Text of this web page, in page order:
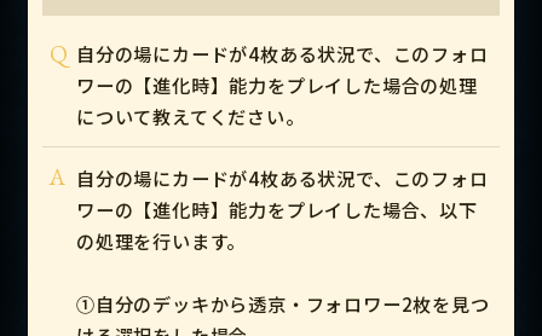
Q 自分の場にカードが4枚ある状況で、このフォロ
ワーの【進化時】能力をプレイした場合の処理
について教えてください。
A 自分の場にカードが4枚ある状況で、このフォロ
ワーの【進化時】能力をプレイした場合、以下
の処理を行います。
①自分のデッキから透京・フォロワー2枚を見つ